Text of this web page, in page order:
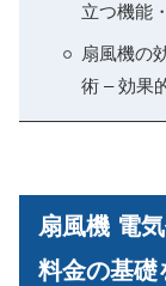
立つ機能
扇風機の
術 – 効果
扇風機 電
料金の基礎